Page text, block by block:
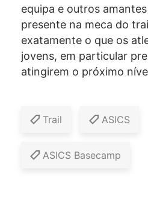
equipa e outros
presente na meca do
exatamente o que os
jovens, em particular
atingirem o próximo
Trail ASICS
ASICS Basecamp